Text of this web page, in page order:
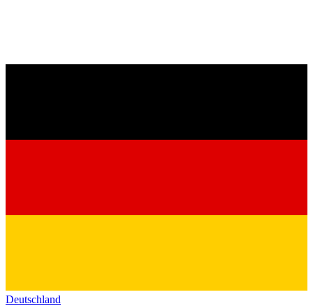
Deutschland